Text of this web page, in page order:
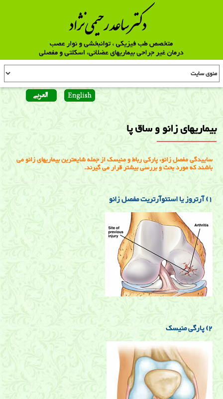
بیماریهای زانو و ساق پا
ساییدگی مفصل زانو، پارکی رباط و منیسک از جمله شایعترین بیماریهای زانو می
باشند که مورد بحث و بررسی بیشتر قرار می گیرند.
1) آرتروز یا استئوآرتریت مفصل زانو
2) پارگی منیسک